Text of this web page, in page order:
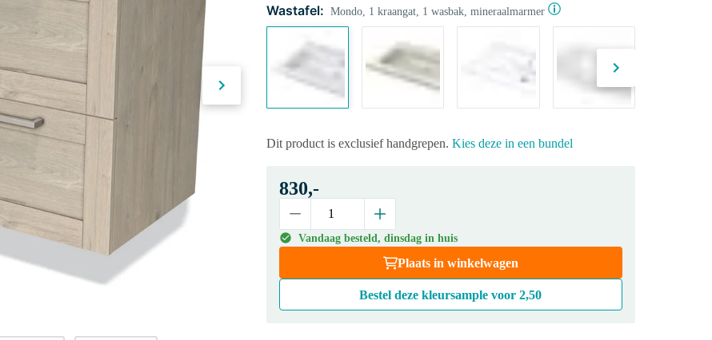
Dit product is exclusief handgrepen. Kies deze in een bundel
Wastafel: Mondo, 1 kraangat, 1 wasbak, mineraalmarmer
830,-
Vandaag besteld, dinsdag in huis
Plaats in winkelwagen
Bestel deze kleursample voor2,50